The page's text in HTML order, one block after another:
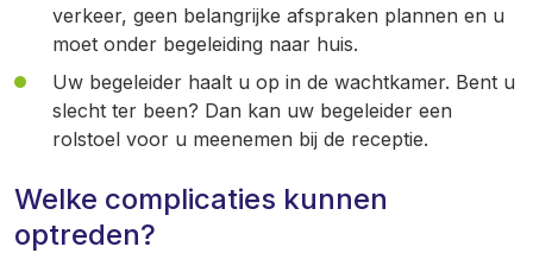
verkeer, geen belangrijke afspraken plannen en u
moet onder begeleiding naar huis.
Uw begeleider haalt u op in de wachtkamer. Bent u
slecht ter been? Dan kan uw begeleider een
rolstoel voor u meenemen bij de receptie.
Welke complicaties kunnen
optreden?